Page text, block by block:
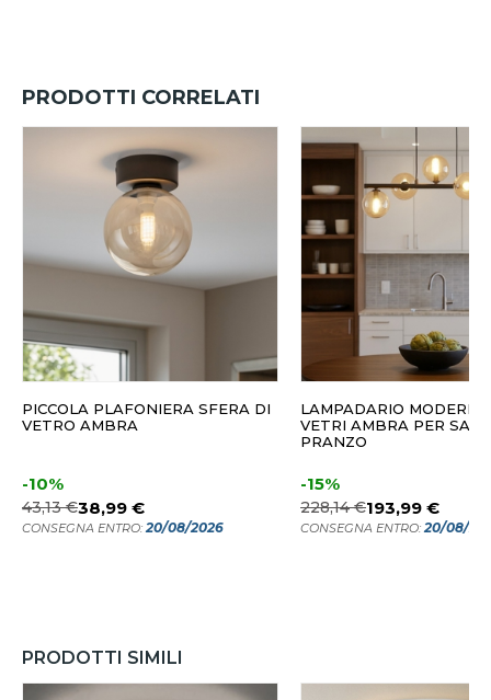
PRODOTTI CORRELATI
PICCOLA PLAFONIERA SFERA DI
VETRO AMBRA
-10%
43,13 €38,99 €
CONSEGNA ENTRO:20/08/2026
LAMPADARIO
VETRI AMBRA PER
PRANZO
-15%
228,14 €193,99 €
CONSEGNA ENTRO:20/08/
PRODOTTI SIMILI